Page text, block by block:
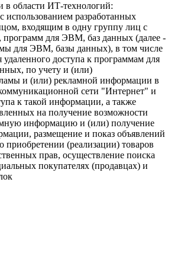
в области ИТ-технологий:
использованием разработанных
входящим в одну группу лиц с
программ для ЭВМ, баз данных (далее -
для ЭВМ, базы данных), в том числе
удаленного доступа к программам для
по учету и (или)
и (или) рекламной информации в
сети "Интернет" и
к такой информации, а также
на получение возможности
информацию и (или) получение
размещение и показ объявлений
(реализации) товаров
прав, осуществление поиска
покупателях (продавцах) и